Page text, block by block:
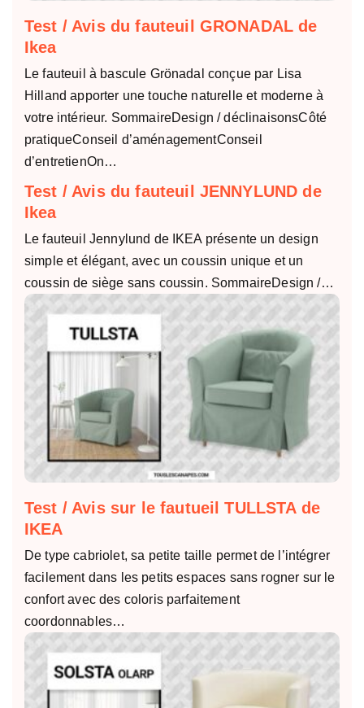
Test / Avis du fauteuil GRONADAL de
Ikea
Le fauteuil à bascule Grönadal conçue par Lisa
Hilland apporter une touche naturelle et moderne à
votre intérieur. SommaireDesign / déclinaisonsCôté
pratiqueConseil d’aménagementConseil
d’entretienOn…
Test / Avis du fauteuil JENNYLUND de
Ikea
Le fauteuil Jennylund de IKEA présente un design
simple et élégant, avec un coussin unique et un
coussin de siège sans coussin. SommaireDesign /…
Test / Avis sur le fautueil TULLSTA de
IKEA
De type cabriolet, sa petite taille permet de l’intégrer
facilement dans les petits espaces sans rogner sur le
confort avec des coloris parfaitement
coordonnables…